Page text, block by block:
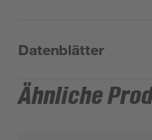
Datenblätter
Ähnliche